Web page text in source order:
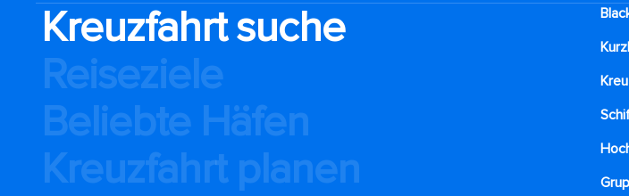
Kreuzfahrt suche
Reiseziele
Beliebte Häfen
Kreuzfahrt planen